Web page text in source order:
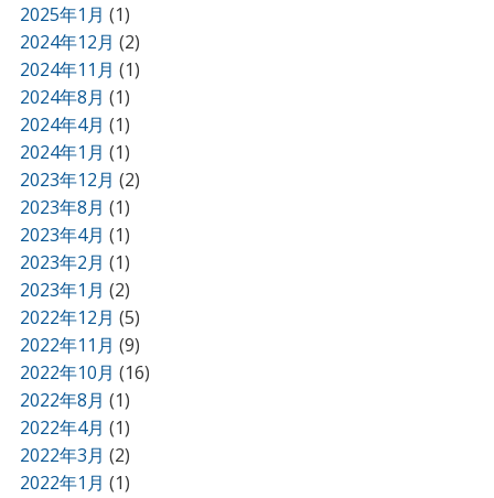
2025年1月 (1)
2024年12月 (2)
2024年11月 (1)
2024年8月 (1)
2024年4月 (1)
2024年1月 (1)
2023年12月 (2)
2023年8月 (1)
2023年4月 (1)
2023年2月 (1)
2023年1月 (2)
2022年12月 (5)
2022年11月 (9)
2022年10月 (16)
2022年8月 (1)
2022年4月 (1)
2022年3月 (2)
2022年1月 (1)